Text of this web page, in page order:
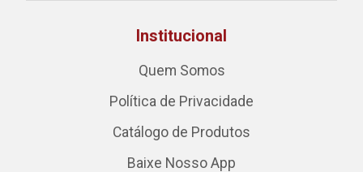
Institucional
Quem Somos
Política de Privacidade
Catálogo de Produtos
Baixe Nosso App